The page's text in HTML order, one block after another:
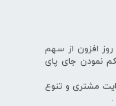
و گسترش روز افزون از سهم
نمودن جای پای
مشتری و تنوع
.